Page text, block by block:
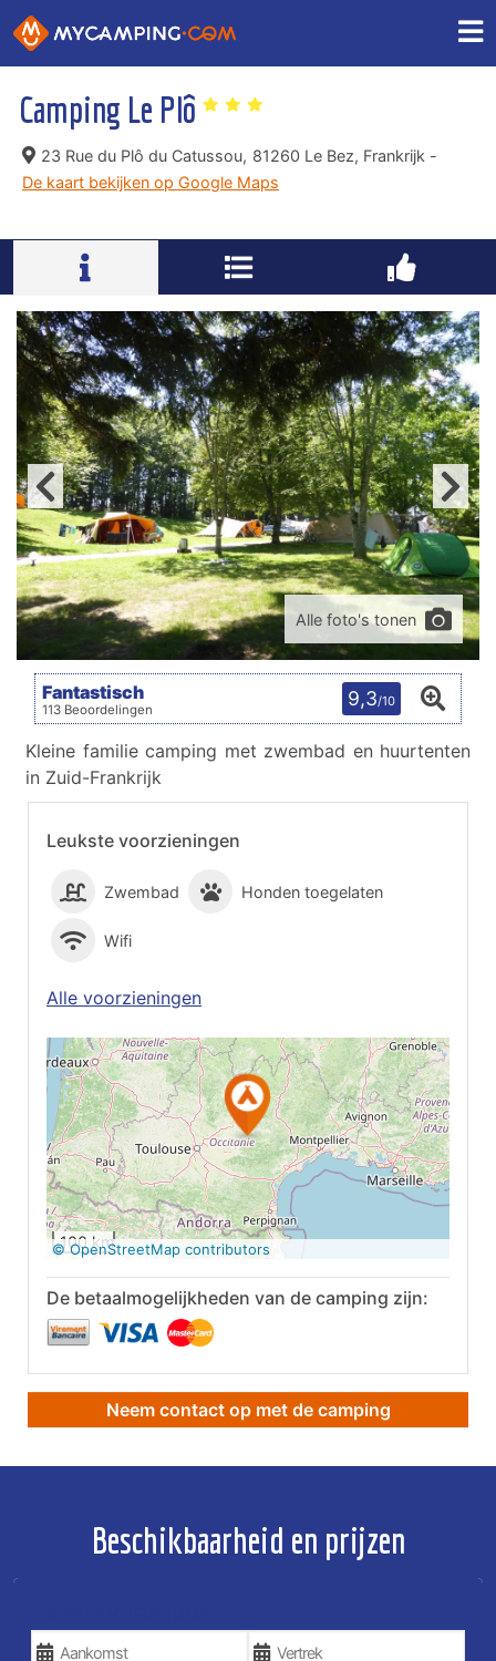
Camping Le Plô
23 Rue du Plô du Catussou, 81260 Le Bez, Frankrijk -
De kaart bekijken op Google Maps
Leukste voorzieningen
Zwembad Honden toegelaten
Wifi
Alle voorzieningen
Op Google Maps
bekijken
100 km
© OpenStreetMap contributors
De betaalmogelijkheden van de camping zijn:
Neem contact op met de camping
Alle foto's tonen
Fantastisch
113 Beoordelingen 9,3/10
Kleine familie camping met zwembad en huurtenten
in Zuid-Frankrijk
Beschikbaarheid en prijzen